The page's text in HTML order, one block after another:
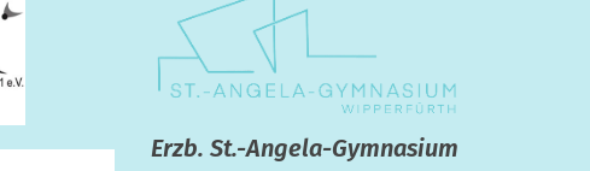
Erzb. St.-Angela-Gymnasium